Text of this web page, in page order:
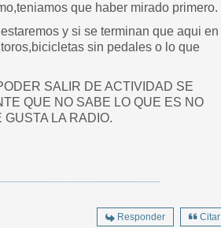
que haber mirado primero.
y si se terminan que aqui en
sin pedales o lo que
SALIR DE ACTIVIDAD SE
QUE NO SABE LO QUE ES NO
LA RADIO.
Responder Citar